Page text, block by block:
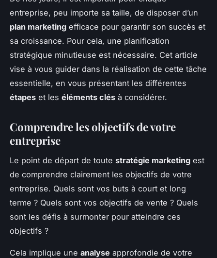
entreprise, peu importe sa taille, de disposer d’un
plan marketing efficace pour garantir son succès et
sa croissance. Pour cela, une planification
stratégique minutieuse est nécessaire. Cet article
vise à vous guider dans la réalisation de cette tâche
essentielle, en vous présentant les différentes
étapes et les éléments clés à considérer.
Comprendre les objectifs de votre
entreprise
Le point de départ de toute stratégie marketing est
de comprendre clairement les objectifs de votre
entreprise. Quels sont vos buts à court et long
terme ? Quels sont vos objectifs de vente ? Quels
sont les défis à surmonter pour atteindre ces
objectifs ?
Cela implique une analyse approfondie de votre